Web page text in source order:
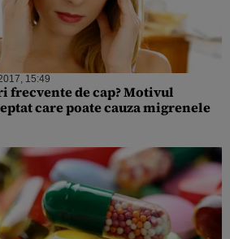
15:49
frecvente de cap? Motivul
care poate cauza migrenele